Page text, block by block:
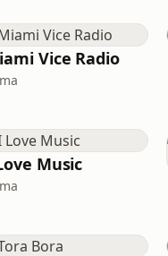
Vice Radio
Music